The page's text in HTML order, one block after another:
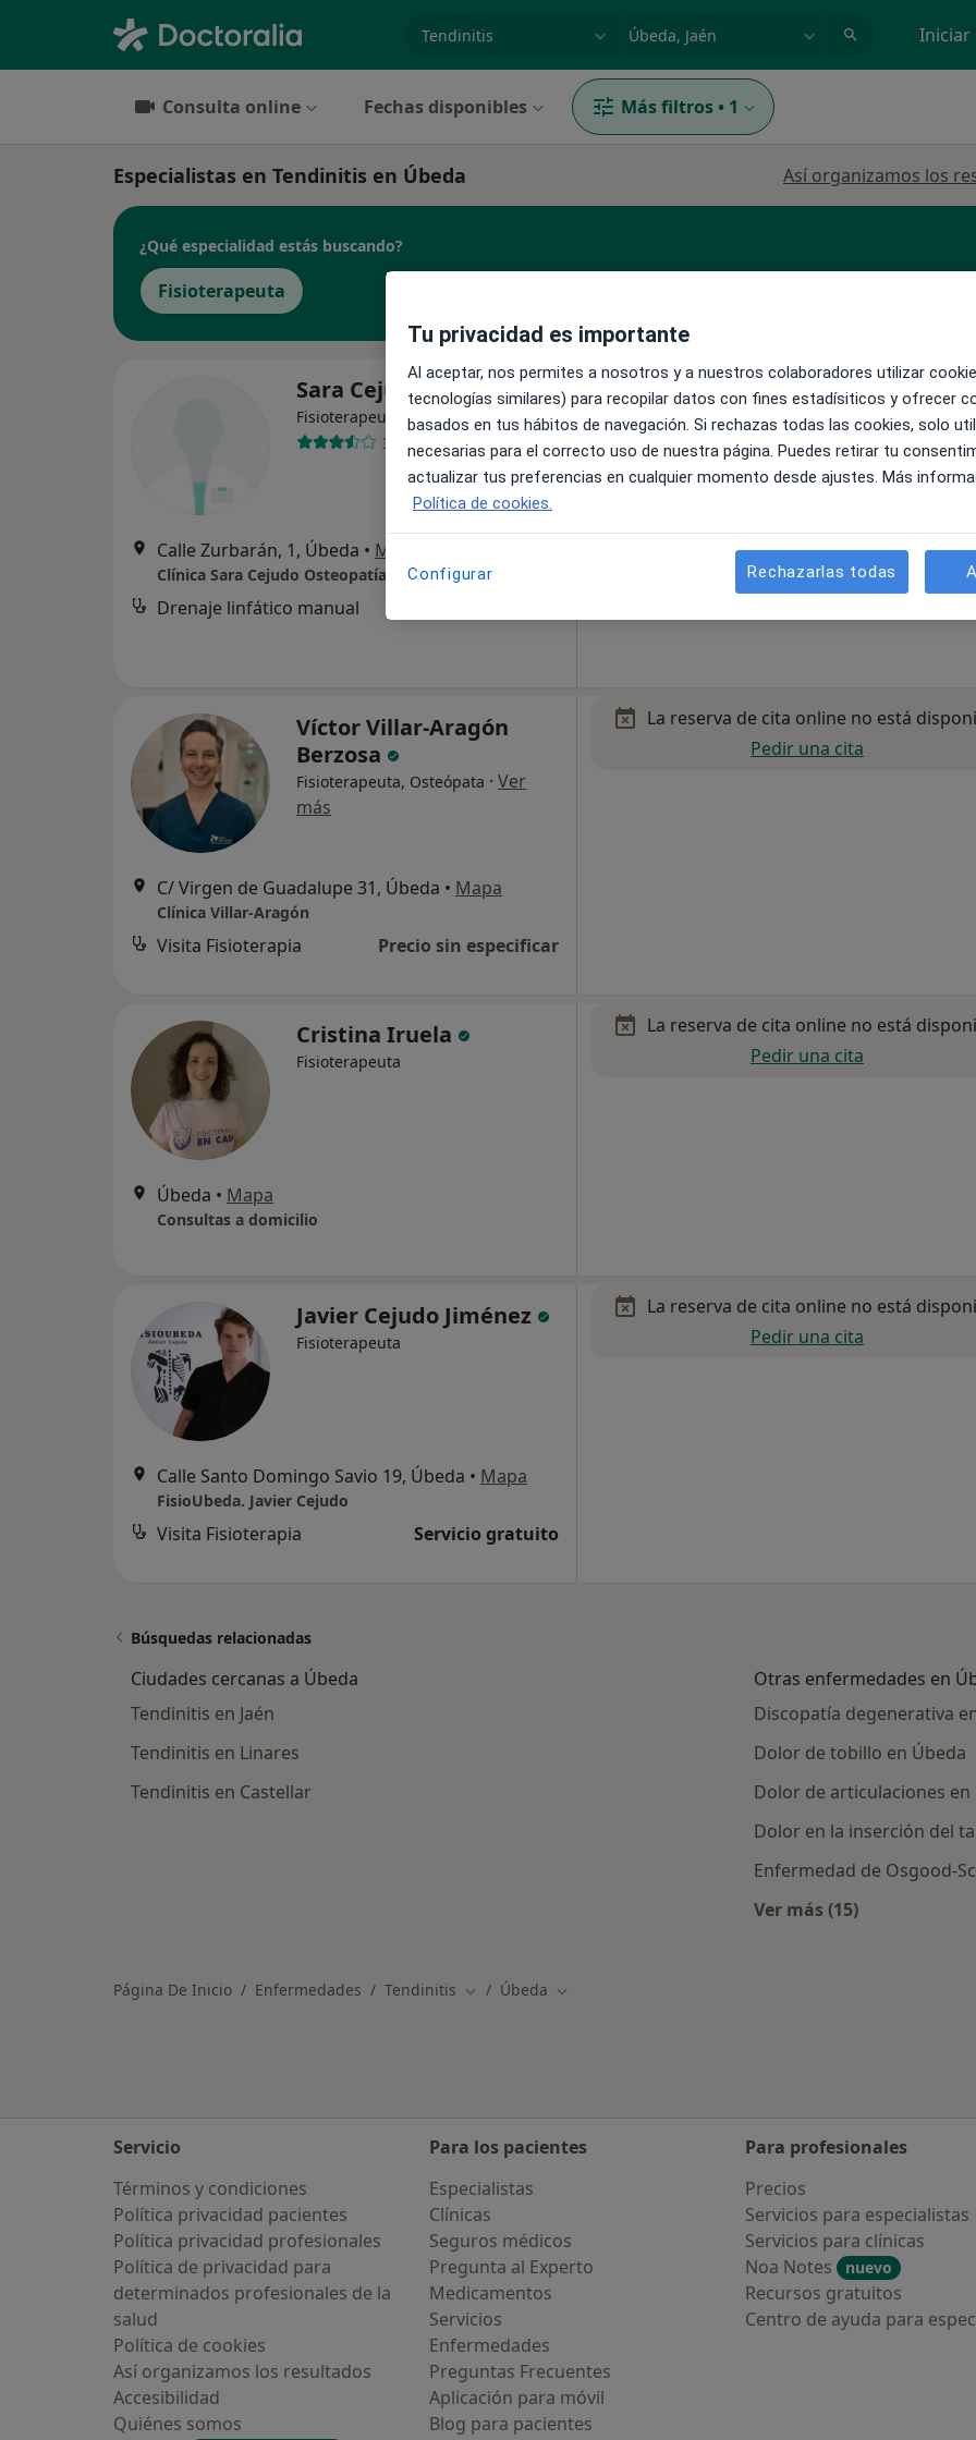
especialidad, enfermedad o nombre
p. ej. Madrid Iniciar
Consulta online Fechas disponibles Más filtros • 1
Especialistas en Tendinitis en Úbeda Así organizamos los
¿Qué especialidad estás buscando?
Fisioterapeuta
Sara Cejudo Pérez
Fisioterapeuta ·Ver más
3 opiniones
Calle Zurbarán, 1, Úbeda • Mapa
Clínica Sara Cejudo Osteopatía y Fisioterapia
Drenaje linfático manual
La reserva de cita online no está
Pedir una cita
Víctor Villar-Aragón
Berzosa
Fisioterapeuta, Osteópata · Ver
más
C/ Virgen de Guadalupe 31, Úbeda • Mapa
Clínica Villar-Aragón
Visita Fisioterapia Precio sin especificar
La reserva de cita online no está
Pedir una cita
Cristina Iruela
Fisioterapeuta
Úbeda • Mapa
Consultas a domicilio
La reserva de cita online no está
Pedir una cita
Javier Cejudo Jiménez
Fisioterapeuta
Calle Santo Domingo Savio 19, Úbeda • Mapa
FisioUbeda. Javier Cejudo
Visita Fisioterapia Servicio gratuito
La reserva de cita online no está
Pedir una cita
Búsquedas relacionadas
Ciudades cercanas a Úbeda
Tendinitis en Jaén
Tendinitis en Linares
Tendinitis en Castellar
Otras enfermedades en
Discopatía degenerativa
Dolor de tobillo en Úbeda
Dolor de articulaciones en
Dolor en la inserción del
Enfermedad de Osgood-
Ver más (15)
Página De Inicio Enfermedades Tendinitis Cambiar de ciudad
Úbeda Cambiar de ciudad
Servicio
Términos y condiciones
Política privacidad pacientes
Política privacidad profesionales
Política de privacidad para
determinados profesionales de la
salud
Política de cookies
Así organizamos los resultados
Accesibilidad
Quiénes somos
Para los pacientes
Especialistas
Clínicas
Seguros médicos
Pregunta al Experto
Medicamentos
Servicios
Enfermedades
Preguntas Frecuentes
Aplicación para móvil
Blog para pacientes
Para profesionales
Precios
Servicios para especialistas
Servicios para clínicas
Noa Notes
nuevo
Recursos gratuitos
Centro de ayuda para
Tu privacidad es importante
Al aceptar, nos permites a nosotros y a nuestros colaboradores utilizar
tecnologías similares) para recopilar datos con fines estadísiticos y ofrecer
basados en tus hábitos de navegación. Si rechazas todas las cookies, solo
necesarias para el correcto uso de nuestra página. Puedes retirar tu
actualizar tus preferencias en cualquier momento desde ajustes. Más
Política de cookies.
Configurar Rechazarlas todas